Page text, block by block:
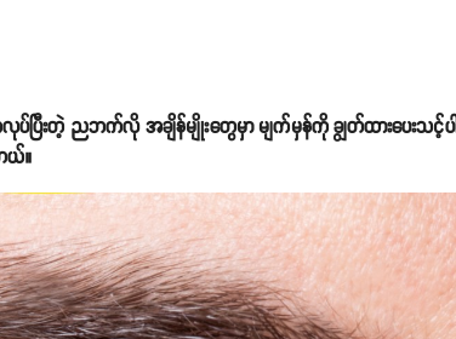
ပြီးတဲ့ ညဘက်လို အချိန်မျိုးတွေမှာ မျက်မှန်ကို ချွတ်ထားပေးသင့်
ယ်။